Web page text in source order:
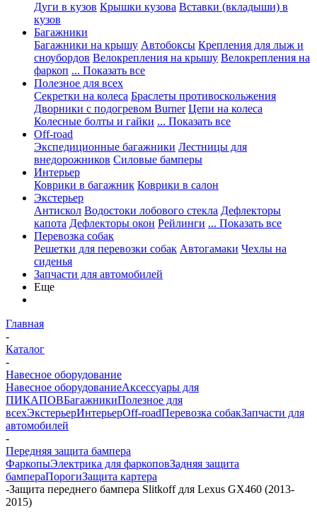
Дуги в кузов Крышки кузова Вставки (вкладыши) в
кузов
Багажники
Багажники на крышу Автобоксы Крепления для лыж и
сноубордов Велокрепления на крышу Велокрепления на
фаркоп ... Показать все
Полезное для всех
Секретки на колеса Браслеты противоскольжения
Дворники с подогревом Burner Цепи на колеса
Колесные болты и гайки ... Показать все
Off-road
Экспедиционные багажники Лестницы для
внедорожников Силовые бамперы
Интерьер
Коврики в багажник Коврики в салон
Экстерьер
Антискол Водостоки лобового стекла Дефлекторы
капота Дефлекторы окон Рейлинги ... Показать все
Перевозка собак
Решетки для перевозки собак Автогамаки Чехлы на
сиденья
Запчасти для автомобилей
Еще
Главная
-
Каталог
-
Навесное оборудование
Навесное оборудованиеАксессуары для
ПИКАПОВБагажникиПолезное для
всехЭкстерьерИнтерьерOff-roadПеревозка собакЗапчасти для
автомобилей
-
Передняя защита бампера
ФаркопыЭлектрика для фаркоповЗадняя защита
бампераПорогиЗащита картера
-Защита переднего бампера Slitkoff для Lexus GX460 (2013-
2015)